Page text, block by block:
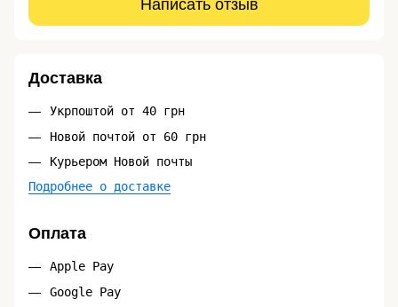
Написать отзыв
Доставка
Укрпоштой от 40 грн
Новой почтой от 60 грн
Курьером Новой почты
Подробнее о доставке
Оплата
Apple Pay
Google Pay